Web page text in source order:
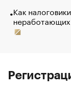
Как
неработающих